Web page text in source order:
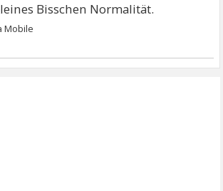
Bisschen Normalität.